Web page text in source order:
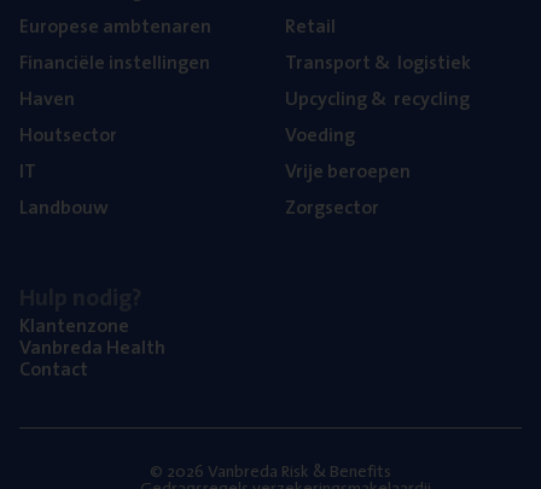
Euro­pe­se ambtenaren
Finan­ci­ë­le instellingen
Haven
Hout­sec­tor
IT
Land­bouw
Retail
Trans­port& logistiek
Upcy­cling& recycling
Voe­ding
Vrije beroe­pen
Zorg­sec­tor
Klan­ten­zo­ne
Van­b­re­da Health
Con­tact
© 2026 Vanbreda Risk & Benefits